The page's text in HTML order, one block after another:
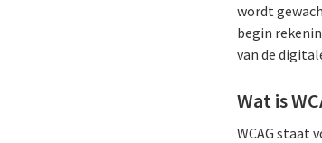
wordt
begin
van de
Wat is
WCAG staat